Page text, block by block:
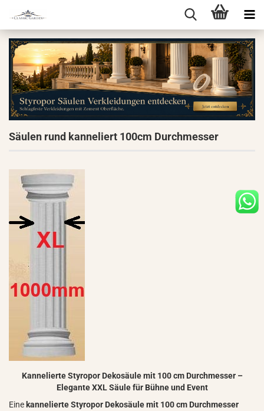
Säulen rund kanneliert 100cm Durchmesser
Kannelierte Styropor Dekosäule mit 100 cm Durchmesser –
Elegante XXL Säule für Bühne und Event
Eine kannelierte Styropor Dekosäule mit 100 cm Durchmesser